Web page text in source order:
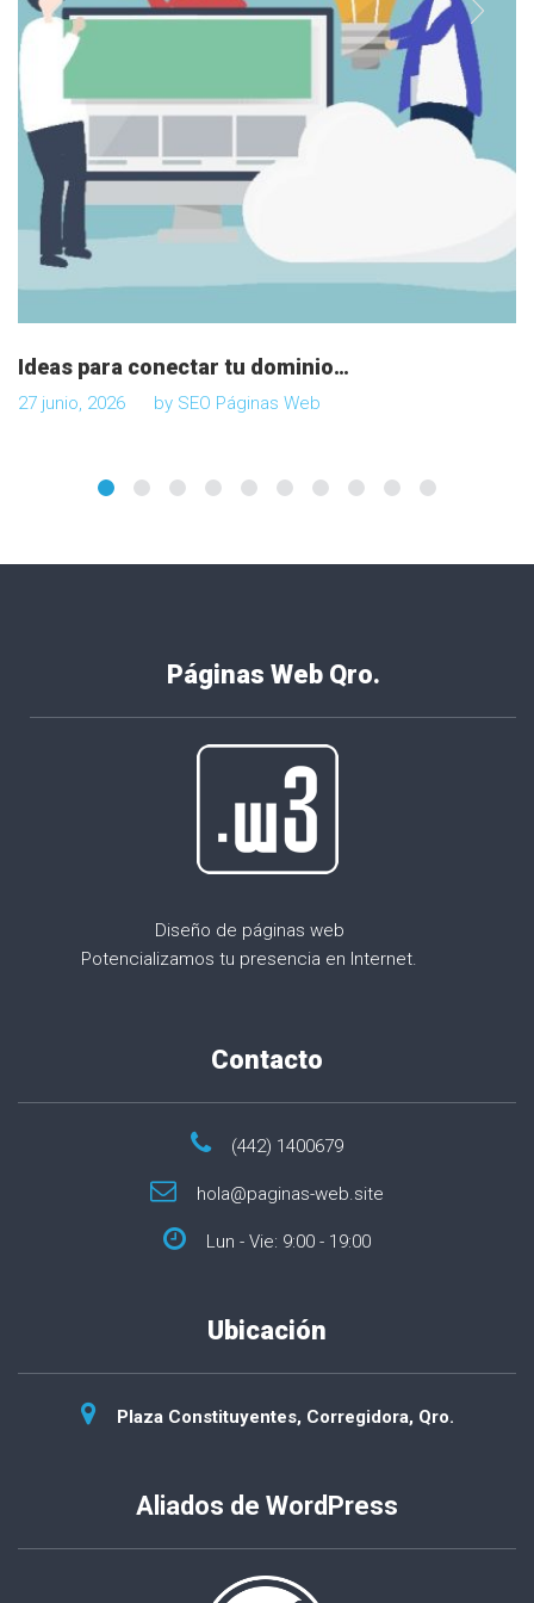
a
d
a
s
Ideas para conectar tu dominio…
27 junio, 2026 by SEO Páginas Web
Páginas Web Qro.
Diseño de páginas web
Potencializamos tu presencia en Internet.
Contacto
(442) 1400679
hola@paginas-web.site
Lun - Vie: 9:00 - 19:00
Ubicación
Plaza Constituyentes, Corregidora, Qro.
Aliados de WordPress